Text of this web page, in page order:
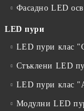
Фасадно LED
LED пури
LED пури клас
Стъклени LED
LED пури клас
Модулни LED